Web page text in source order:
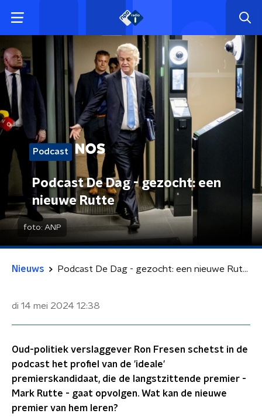
Podcast
Podcast De Dag - gezocht: een
nieuwe Rutte
foto: ANP
Nieuws Podcast De Dag - gezocht: een nieuwe Rutte
di 14 mei 2024 12:38
Oud-politiek verslaggever Ron Fresen schetst in de
podcast het profiel van de 'ideale'
premierskandidaat, die de langstzittende premier -
Mark Rutte - gaat opvolgen. Wat kan de nieuwe
premier van hem leren?